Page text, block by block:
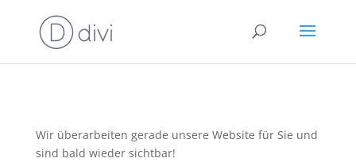
Wir überarbeiten gerade unsere Website für Sie und
sind bald wieder sichtbar!